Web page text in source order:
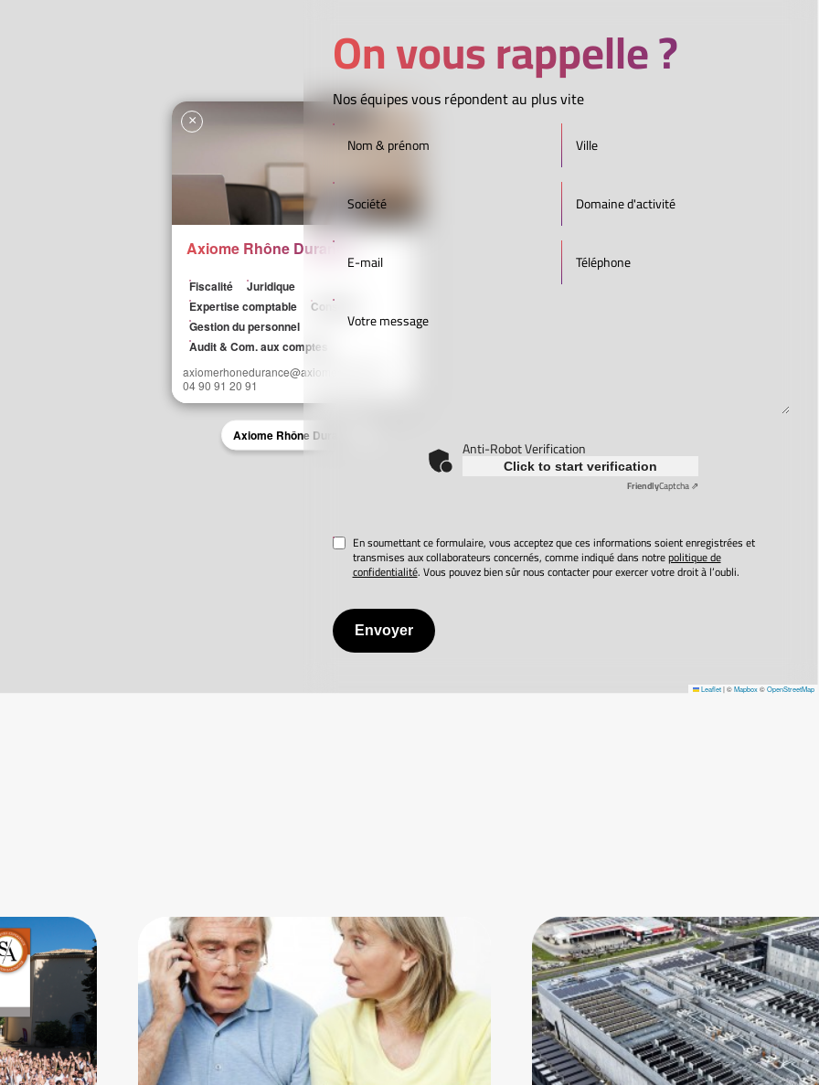
Axiome Rhône Durance
Axiome Rhône Durance
Fiscalité
Juridique
Expertise comptable
Conseils
Gestion du personnel
Audit & Com. aux comptes
axiomerhonedurance@axiomeassocies.fr
04 90 91 20 91
×
Leaflet|©Mapbox©OpenStreetMap
On vous rappelle ?
Nos équipes vous répondent au plus vite
Anti-Robot Verification
Click to start verification
FriendlyCaptcha ⇗
Envoyer
En soumettant ce formulaire, vous acceptez que ces informations soient enregistrées et
transmises aux collaborateurs concernés, comme indiqué dans notrepolitique de
confidentialité. Vous pouvez bien sûr nous contacter pour exercer votre droit à l’oubli.